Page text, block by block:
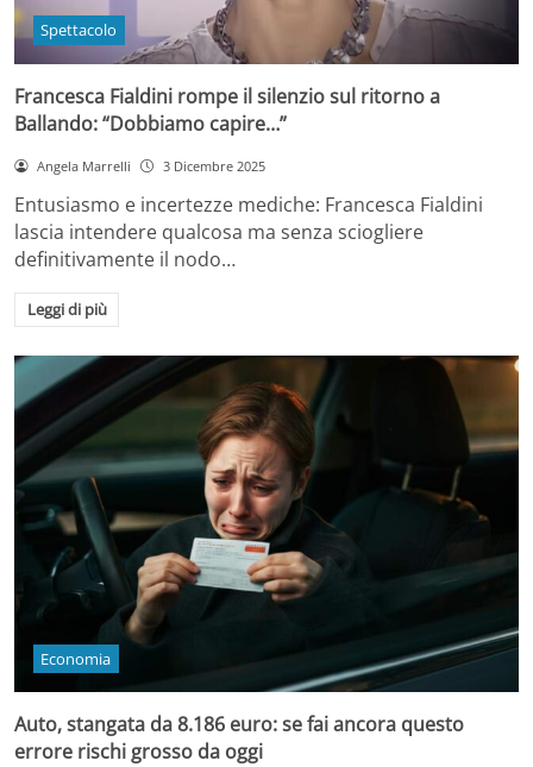
Spettacolo
Francesca Fialdini rompe il silenzio sul ritorno a
Ballando: “Dobbiamo capire…”
Angela Marrelli 3 Dicembre 2025
Entusiasmo e incertezze mediche: Francesca Fialdini
lascia intendere qualcosa ma senza sciogliere
definitivamente il nodo…
Leggi di più
Economia
Auto, stangata da 8.186 euro: se fai ancora questo
errore rischi grosso da oggi